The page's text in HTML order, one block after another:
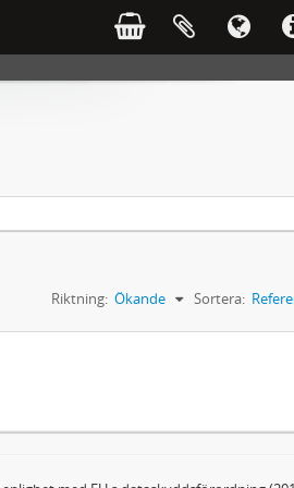
Sortera:
Riktning: Ökande